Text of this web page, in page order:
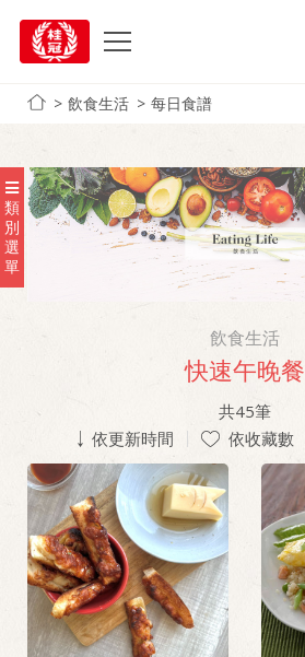
飲食生活 每日食譜
類
別
選
單
飲食生活
快速午晚餐
共45筆
依更新時間
依收藏數